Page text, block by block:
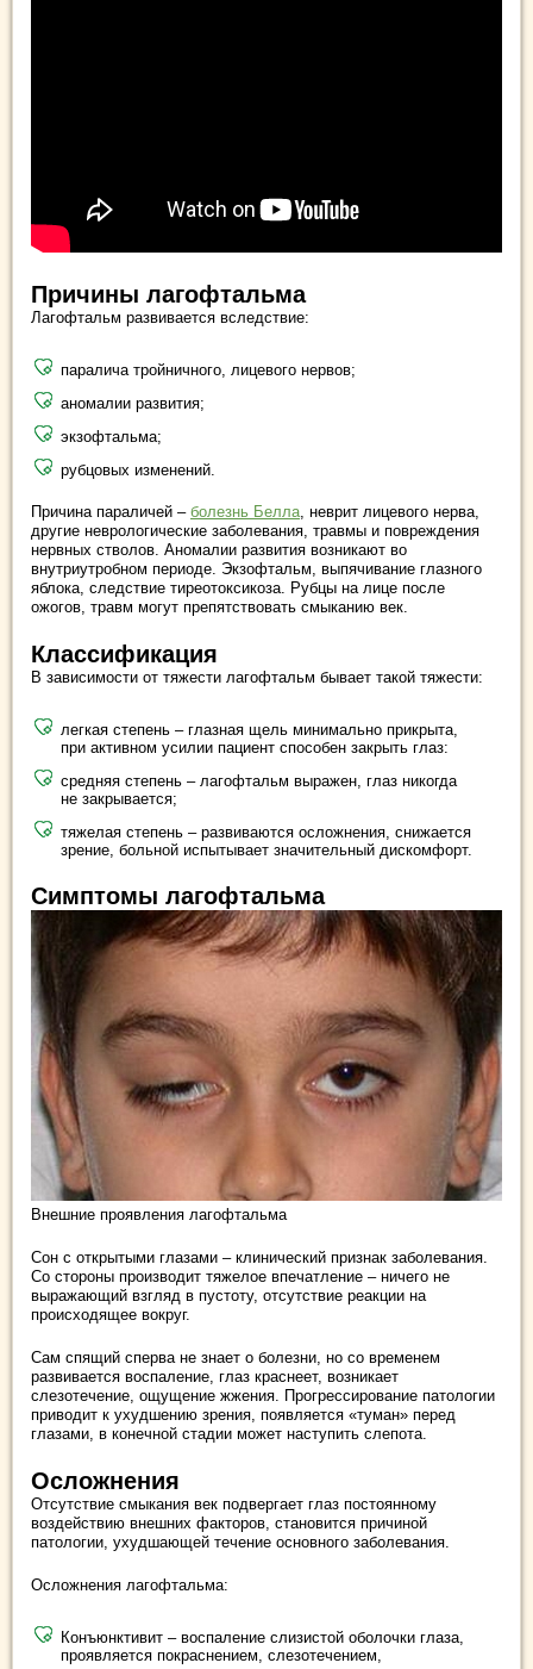
Причины лагофтальма
Лагофтальм развивается вследствие:
паралича тройничного, лицевого нервов;
аномалии развития;
экзофтальма;
рубцовых изменений.
Причина параличей – болезнь Белла, неврит лицевого нерва,
другие неврологические заболевания, травмы и повреждения
нервных стволов. Аномалии развития возникают во
внутриутробном периоде. Экзофтальм, выпячивание глазного
яблока, следствие тиреотоксикоза. Рубцы на лице после
ожогов, травм могут препятствовать смыканию век.
Классификация
В зависимости от тяжести лагофтальм бывает такой тяжести:
легкая степень – глазная щель минимально прикрыта,
при активном усилии пациент способен закрыть глаз:
средняя степень – лагофтальм выражен, глаз никогда
не закрывается;
тяжелая степень – развиваются осложнения, снижается
зрение, больной испытывает значительный дискомфорт.
Симптомы лагофтальма
Внешние проявления лагофтальма
Сон с открытыми глазами – клинический признак заболевания.
Со стороны производит тяжелое впечатление – ничего не
выражающий взгляд в пустоту, отсутствие реакции на
происходящее вокруг.
Сам спящий сперва не знает о болезни, но со временем
развивается воспаление, глаз краснеет, возникает
слезотечение, ощущение жжения. Прогрессирование патологии
приводит к ухудшению зрения, появляется «туман» перед
глазами, в конечной стадии может наступить слепота.
Осложнения
Отсутствие смыкания век подвергает глаз постоянному
воздействию внешних факторов, становится причиной
патологии, ухудшающей течение основного заболевания.
Осложнения лагофтальма:
Конъюнктивит – воспаление слизистой оболочки глаза,
проявляется покраснением, слезотечением,